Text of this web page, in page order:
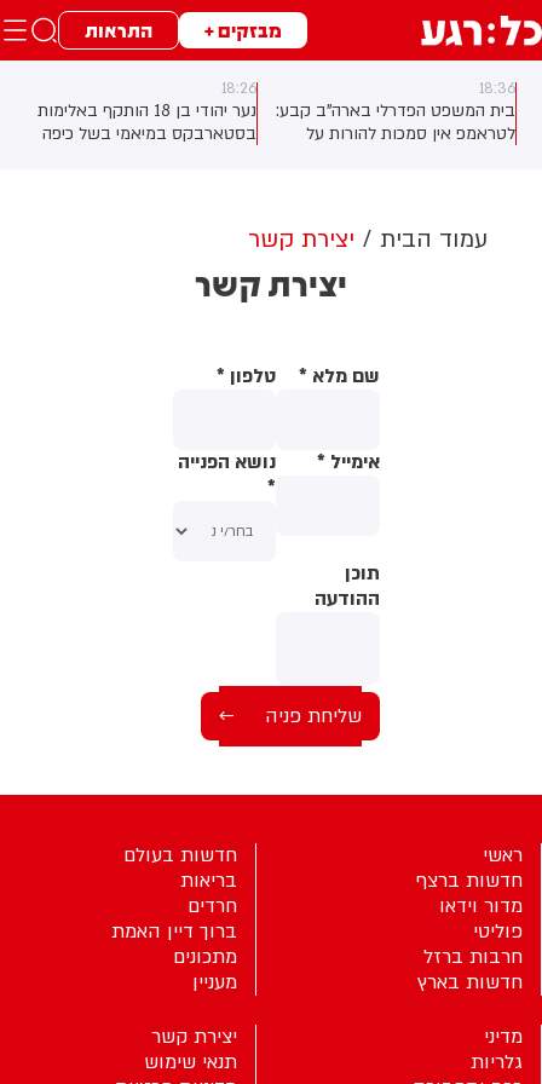
מבזקים + התראות
18:36
בית המשפט הפדרלי בארה"ב קבע:
לטראמפ אין סמכות להורות על
לממשל תינתן אפשרות לערער על
ההחלטה
18:26
נער יהודי בן 18 הותקף באלימות
בסטארבקס במיאמי בשל כיפה
שמצא מקלט בשירותים, ופאלמר
נעצרה על ידי המשטרה המקומית.
עמוד הבית יצירת קשר
יצירת קשר
שם מלא * טלפון *
אימייל *
נושא הפנייה
*
תוכן
ההודעה
ראשי
חדשות ברצף
מדור וידאו
פוליטי
חרבות ברזל
חדשות בארץ
חדשות בעולם
בריאות
חרדים
ברוך דיין האמת
מתכונים
מעניין
מדיני
גלריות
יצירת קשר
תנאי שימוש